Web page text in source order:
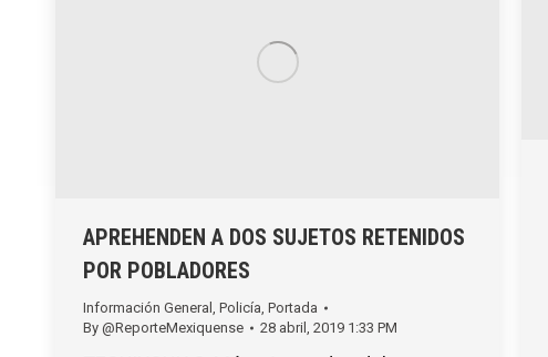
APREHENDEN A DOS SUJETOS RETENIDOS
POR POBLADORES
Información General , Policía, Portada
By @ReporteMexiquense 28 abril, 2019 1:33 PM